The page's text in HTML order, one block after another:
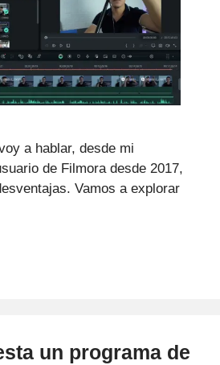
a hablar, desde mi
de Filmora desde 2017,
Vamos a explorar
un programa de